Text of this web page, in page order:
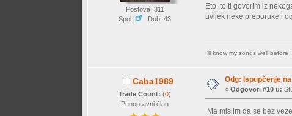
Postova: 311
Spol:
Dob: 43
Eto, to ti govorim iz
uvijek neke preporuke i
I'll know my songs well before I
Caba1989
Trade Count:(0)
Punopravni član
Odg: Ispupčenje
«Odgovori #10 u:
Ma mislim da se bez